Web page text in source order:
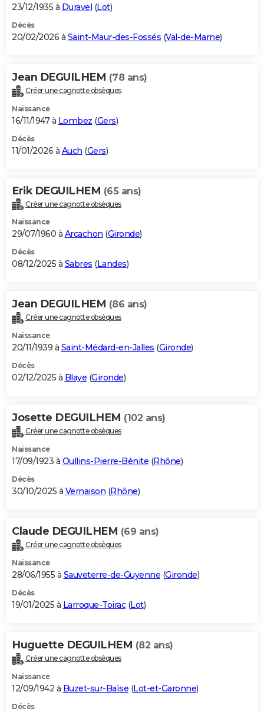
23/12/1935 à Duravel (Lot)
Décès
20/02/2026 à Saint-Maur-des-Fossés (Val-de-Marne)
Jean DEGUILHEM (78 ans)
Créer une cagnotte obsèques
Naissance
16/11/1947 à Lombez (Gers)
Décès
11/01/2026 à Auch (Gers)
Erik DEGUILHEM (65 ans)
Créer une cagnotte obsèques
Naissance
29/07/1960 à Arcachon (Gironde)
Décès
08/12/2025 à Sabres (Landes)
Jean DEGUILHEM (86 ans)
Créer une cagnotte obsèques
Naissance
20/11/1939 à Saint-Médard-en-Jalles (Gironde)
Décès
02/12/2025 à Blaye (Gironde)
Josette DEGUILHEM (102 ans)
Créer une cagnotte obsèques
Naissance
17/09/1923 à Oullins-Pierre-Bénite (Rhône)
Décès
30/10/2025 à Vernaison (Rhône)
Claude DEGUILHEM (69 ans)
Créer une cagnotte obsèques
Naissance
28/06/1955 à Sauveterre-de-Guyenne (Gironde)
Décès
19/01/2025 à Larroque-Toirac(Lot)
Huguette DEGUILHEM (82 ans)
Créer une cagnotte obsèques
Naissance
12/09/1942 à Buzet-sur-Baïse (Lot-et-Garonne)
Décès